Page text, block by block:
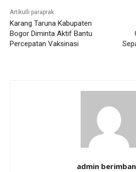
Artikulli paraprak
Karang Taruna Kabupaten
Bogor Diminta Aktif Bantu
Percepatan Vaksinasi
admin